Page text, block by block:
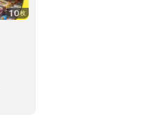
10枚